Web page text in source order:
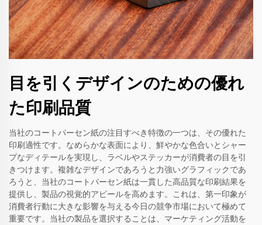
目を引くデザインのための優れ
た印刷品質
当社のコートパーセン紙の注目すべき特徴の一つは、その優れた
印刷適性です。なめらかな表面により、鮮やかな色合いとシャー
プなディテールを実現し、ラベルやステッカーが消費者の目を引
きつけます。複雑なデザインであろうと力強いグラフィックであ
ろうと、当社のコートパーセン紙は一貫した高品質な印刷結果を
提供し、製品の視覚的アピールを高めます。これは、第一印象が
消費者行動に大きな影響を与える今日の競争市場において極めて
重要です。当社の製品を選択することは、マーケティング活動を